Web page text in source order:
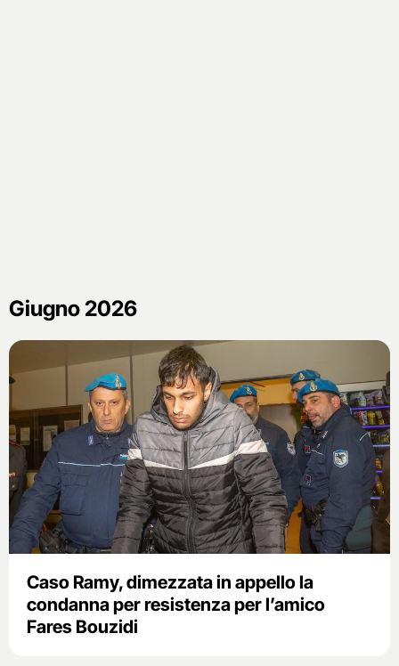
Giugno 2026
Caso Ramy, dimezzata in appello la
condanna per resistenza per l’amico
Fares Bouzidi